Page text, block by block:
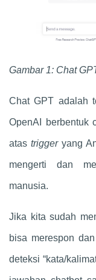
Gambar 1: Chat
Chat GPT adalah
OpenAI berbentuk
atas trigger yang
mengerti dan
manusia.
Jika kita sudah
bisa merespon
deteksi “kata/